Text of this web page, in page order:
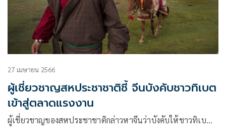
27 เมษายน 2566
ผู้เชี่ยวชาญสหประชาชาติชี้ จีนบังคับชาวทิเบต
เข้าสู่ตลาดแรงงาน
ผู้เชี่ยวชาญของสหประชาชาติกล่าวหาจีนว่าบังคับให้ชาวทิเบ…